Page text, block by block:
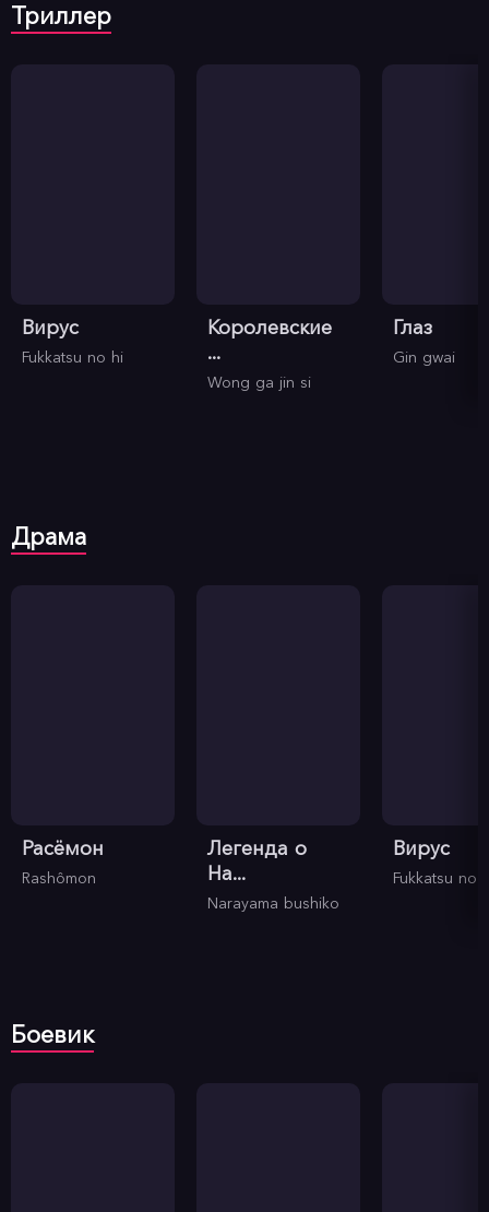
Триллер
Вирус
Fukkatsu no hi
Королевские
...
Wong ga jin si
Глаз
Gin gwai
Драма
Расёмон
Rashômon
Легенда о
На...
Narayama bushiko
Вирус
Fukkatsu no
Боевик